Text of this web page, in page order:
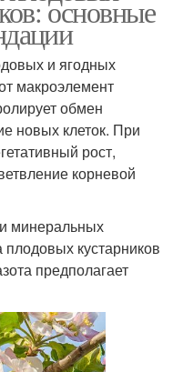
основные
и ягодных
макроэлемент
обмен
новых клеток. При
рост,
корневой
минеральных
кустарников
предполагает